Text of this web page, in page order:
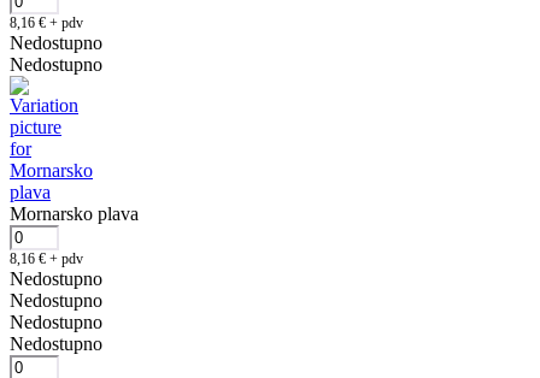
8,16 € + pdv
Nedostupno
Nedostupno
Mornarsko plava
8,16 € + pdv
Nedostupno
Nedostupno
Nedostupno
Nedostupno